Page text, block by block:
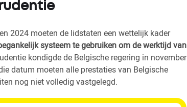
2024 moeten de lidstaten een wettelijk kader
systeem te gebruiken om de werktijd van
kondigde de Belgische regering in november
datum moeten alle prestaties van Belgische
nog niet volledig vastgelegd.